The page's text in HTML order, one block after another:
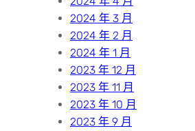
2024 年 3 月
2024 年 2 月
2024 年 1 月
2023 年 12 月
2023 年 11 月
2023 年 10 月
2023 年 9 月